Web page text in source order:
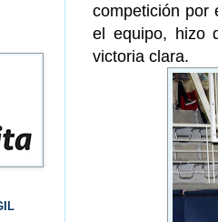
competición por
el equipo, hizo
victoria clara.